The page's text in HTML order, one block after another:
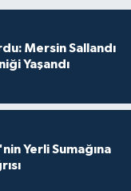
Mersin Sallandı
Yaşandı
Yerli Sumağına